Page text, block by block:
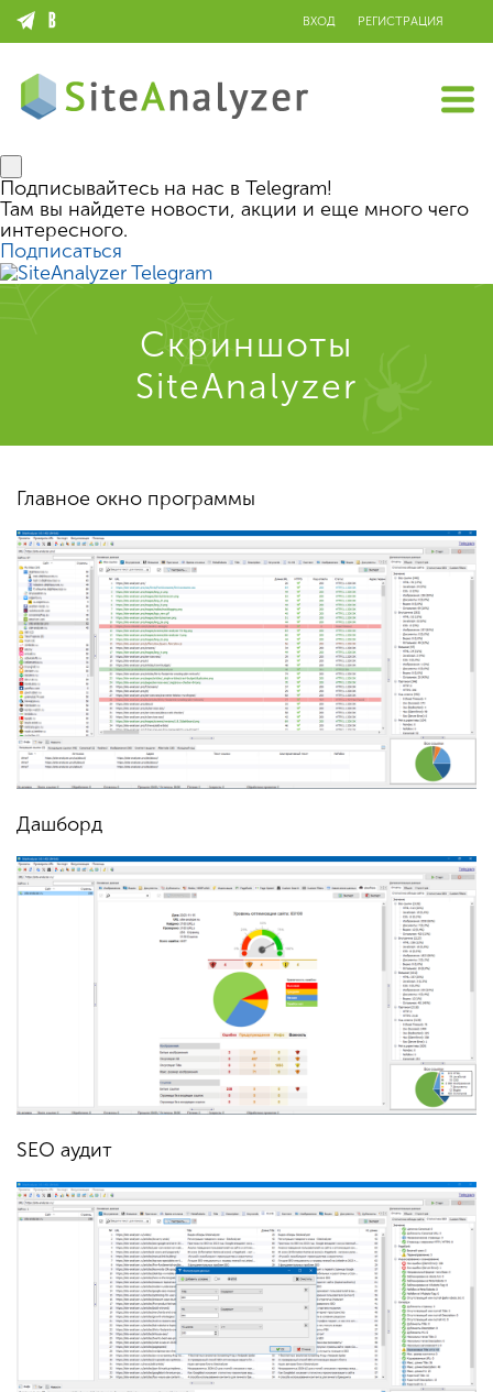
ВХОД РЕГИСТРАЦИЯ
Подписывайтесь на нас в Telegram!
Там вы найдете новости, акции и еще много чего
интересного.
Подписаться
Скриншоты
SiteAnalyzer
Главное окно программы
Дашборд
SEO аудит